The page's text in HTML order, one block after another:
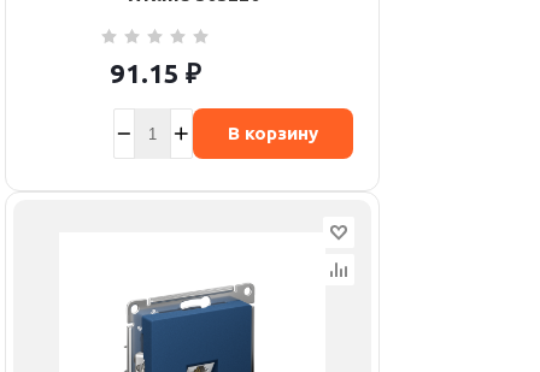
91.15 ₽
В корзину